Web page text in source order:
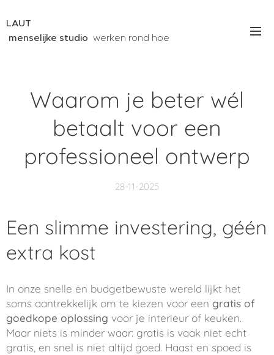
LAUT
menselijke studio werken rond hoe
Waarom je beter wél
betaalt voor een
professioneel ontwerp
28-11-2025
Een slimme investering, géén
extra kost
In onze snelle en budgetbewuste wereld lijkt het
soms aantrekkelijk om te kiezen voor een gratis of
goedkope oplossing voor je interieur of keuken.
Maar niets is minder waar: gratis is vaak niet echt
gratis, en snel is niet altijd goed. Haast en spoed is